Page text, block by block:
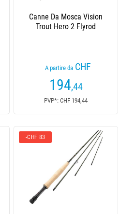
Canne Da Mosca Vision
Trout Hero 2 Flyrod
A partire da CHF
194,44
PVP*: CHF 194,44
-CHF 83